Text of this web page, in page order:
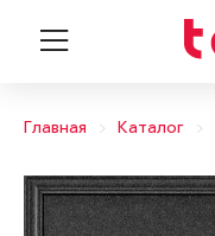
Главная Каталог